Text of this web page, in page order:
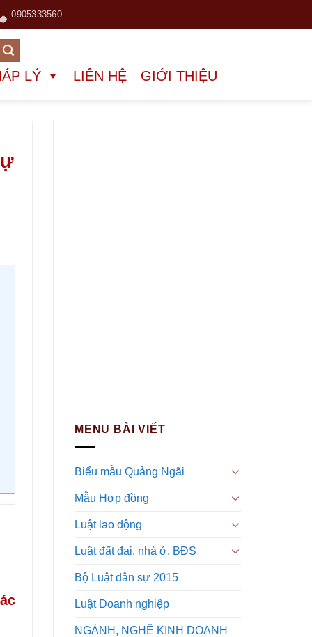
0905333560
LÝ LIÊN HỆ GIỚI THIỆU
MENU BÀI VIẾT
Biểu mẫu Quảng Ngãi
Mẫu Hợp đồng
Luật lao động
Luật đất đai, nhà ở, BĐS
Bộ Luật dân sự 2015
Luật Doanh nghiệp
NGÀNH, NGHỀ KINH DOANH